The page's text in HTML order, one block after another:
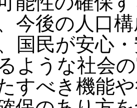
今後の人口
国民が安心
ような社会
すべき機能